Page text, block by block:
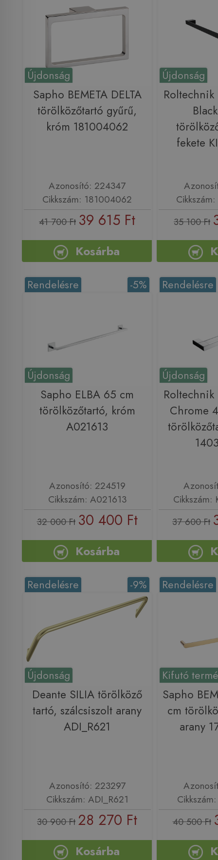
Újdonság
Sapho BEMETA DELTA
törölközőtartó gyűrű,
króm 181004062
Azonosító: 224347
Cikkszám: 181004062
41 700 Ft 39 615 Ft
Kosárba
Újdonság
fekete
35 100 Ft
Újdonság
-5%
Rendelésre
Sapho ELBA 65 cm
törölközőtartó, króm
A021613
Azonosító: 224519
Cikkszám: A021613
32 000 Ft 30 400 Ft
Kosárba
Újdonság
Rendelésre
Chrome
Cikkszám:
37 600 Ft
Újdonság
-9%
Rendelésre
Deante SILIA törölköző
tartó, szálcsiszolt arany
ADI_R621
Azonosító: 223297
Cikkszám: ADI_R621
30 900 Ft 28 270 Ft
Kosárba
Kifutó
Rendelésre
Sapho
cm
arany
40 500 Ft